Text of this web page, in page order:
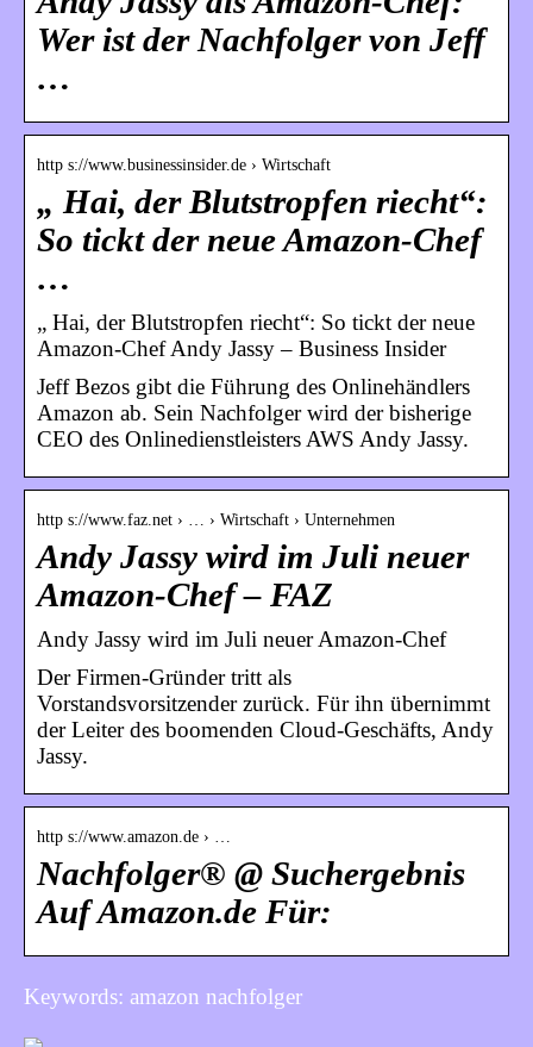
Wer ist der Nachfolger von Jeff
…
http s://www.businessinsider.de › Wirtschaft
„ Hai, der Blutstropfen riecht“:
So tickt der neue Amazon-Chef
…
„ Hai, der Blutstropfen riecht“: So tickt der neue
Amazon-Chef Andy Jassy – Business Insider
Jeff Bezos gibt die Führung des Onlinehändlers
Amazon ab. Sein Nachfolger wird der bisherige
CEO des Onlinedienstleisters AWS Andy Jassy.
http s://www.faz.net › … › Wirtschaft › Unternehmen
Andy Jassy wird im Juli neuer
Amazon-Chef – FAZ
Andy Jassy wird im Juli neuer Amazon-Chef
Der Firmen-Gründer tritt als
Vorstandsvorsitzender zurück. Für ihn übernimmt
der Leiter des boomenden Cloud-Geschäfts, Andy
Jassy.
http s://www.amazon.de › …
Nachfolger® @ Suchergebnis
Auf Amazon.de Für:
Keywords: amazon nachfolger